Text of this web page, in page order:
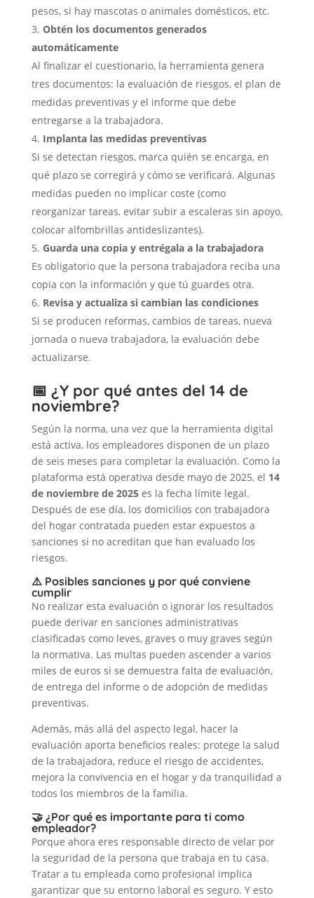
pesos, si hay mascotas o animales domésticos, etc.
Obtén los documentos generados
automáticamente
Al finalizar el cuestionario, la herramienta genera
tres documentos: la evaluación de riesgos, el plan de
medidas preventivas y el informe que debe
entregarse a la trabajadora.
Implanta las medidas preventivas
Si se detectan riesgos, marca quién se encarga, en
qué plazo se corregirá y cómo se verificará. Algunas
medidas pueden no implicar coste (como
reorganizar tareas, evitar subir a escaleras sin apoyo,
colocar alfombrillas antideslizantes).
Guarda una copia y entrégala a la trabajadora
Es obligatorio que la persona trabajadora reciba una
copia con la información y que tú guardes otra.
Revisa y actualiza si cambian las condiciones
Si se producen reformas, cambios de tareas, nueva
jornada o nueva trabajadora, la evaluación debe
actualizarse.
📅 ¿Y por qué antes del 14 de
noviembre?
Según la norma, una vez que la herramienta digital
está activa, los empleadores disponen de un plazo
de seis meses para completar la evaluación. Como la
plataforma está operativa desde mayo de 2025, el 14
de noviembre de 2025es la fecha límite legal.
Después de ese día, los domicilios con trabajadora
del hogar contratada pueden estar expuestos a
sanciones si no acreditan que han evaluado los
riesgos.
⚠️ Posibles sanciones y por qué conviene
cumplir
No realizar esta evaluación o ignorar los resultados
puede derivar en sanciones administrativas
clasificadas como leves, graves o muy graves según
la normativa. Las multas pueden ascender a varios
miles de euros si se demuestra falta de evaluación,
de entrega del informe o de adopción de medidas
preventivas.
Además, más allá del aspecto legal, hacer la
evaluación aporta beneficios reales: protege la salud
de la trabajadora, reduce el riesgo de accidentes,
mejora la convivencia en el hogar y da tranquilidad a
todos los miembros de la familia.
🤝 ¿Por qué es importante para ti como
empleador?
Porque ahora eres responsable directo de velar por
la seguridad de la persona que trabaja en tu casa.
Tratar a tu empleada como profesional implica
garantizar que su entorno laboral es seguro. Y esto